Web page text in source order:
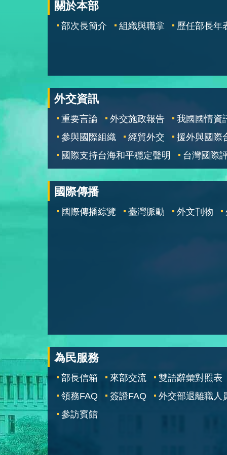
關於本部
部次長簡介 組織與職掌 歷任部長年
外交資訊
重要言論 外交施政報告
我國國情資
參與國際組織
經貿外交
援外與國際
國際支持台海和平穩定聲明
台灣國際
國際傳播
國際傳播綜覽 臺灣脈動 外文刊物
為民服務
部長信箱 來部交流
雙語辭彙對照表
領務FAQ
簽證FAQ
外交部退離職人
參訪賓館